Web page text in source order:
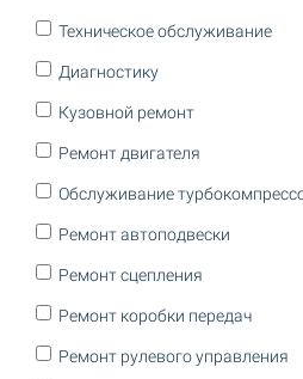
Техническое обслуживание
Диагностику
Кузовной ремонт
Ремонт двигателя
Обслуживание
Ремонт автоподвески
Ремонт сцепления
Ремонт коробки передач
Ремонт рулевого управления